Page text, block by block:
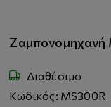
Ζαμπονομηχανή
Διαθέσιμο
Κωδικός: MS300R